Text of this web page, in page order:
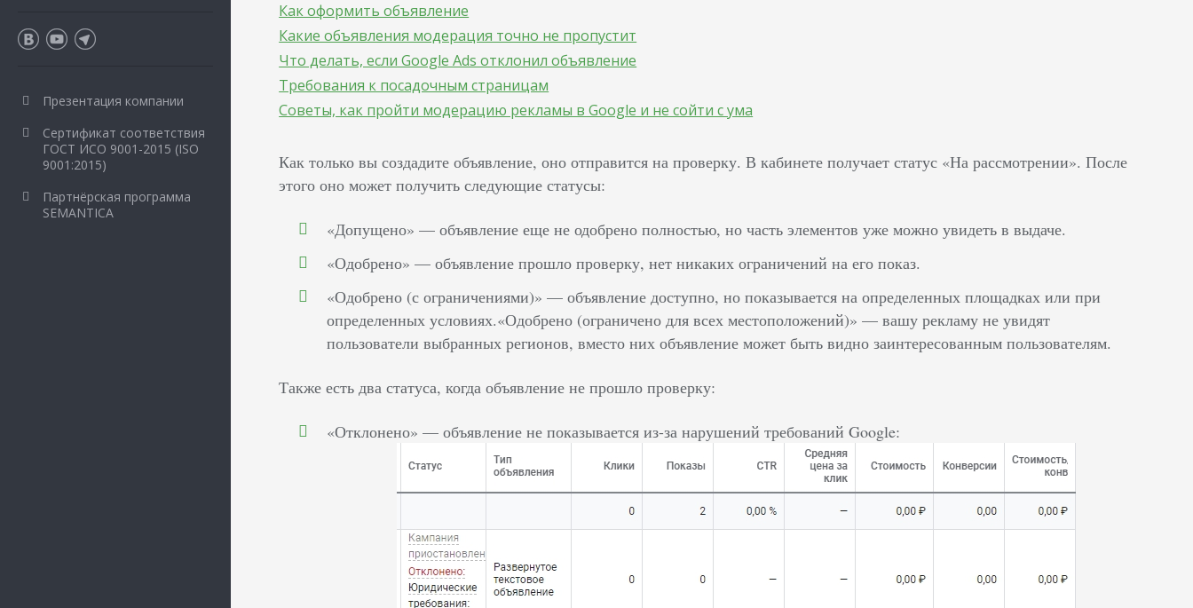
Как оформить объявление
Какие объявления модерация точно не пропустит
Что делать, если Google Ads отклонил объявление
Требования к посадочным страницам
Советы, как пройти модерацию рекламы в Google и не сойти с ума
Как только вы создадите объявление, оно отправится на проверку. В кабинете получает статус «На рассмотрении». После
этого оно может получить следующие статусы:
«Допущено» — объявление еще не одобрено полностью, но часть элементов уже можно увидеть в выдаче.
«Одобрено» — объявление прошло проверку, нет никаких ограничений на его показ.
«Одобрено (с ограничениями)» — объявление доступно, но показывается на определенных площадках или при
определенных условиях.«Одобрено (ограничено для всех местоположений)» — вашу рекламу не увидят
пользователи выбранных регионов, вместо них объявление может быть видно заинтересованным пользователям.
Также есть два статуса, когда объявление не прошло проверку:
«Отклонено» — объявление не показывается из-за нарушений требований Google:
Презентация компании
Сертификат соответствия
ГОСТ ИСО 9001-2015 (ISO
9001:2015)
Партнёрская программа
SEMANTICA